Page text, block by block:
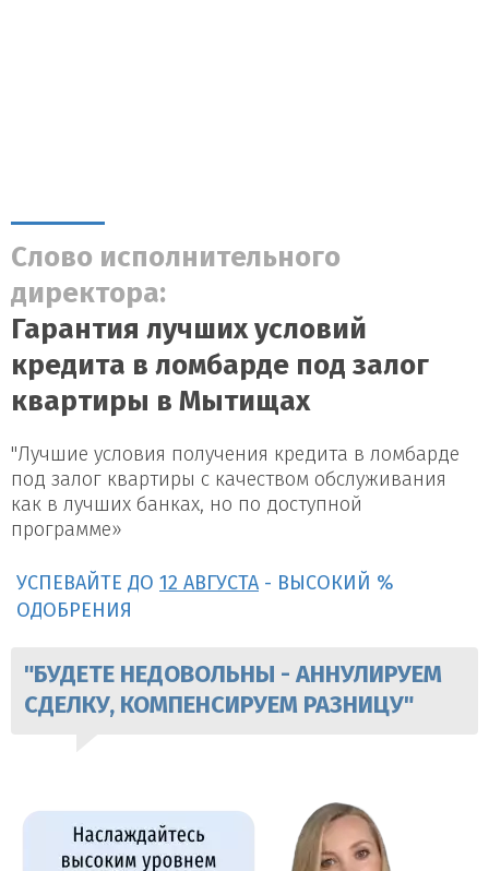
Слово исполнительного
директора:
Гарантия лучших условий
кредита в ломбарде под залог
квартиры в Мытищах
"Лучшие условия получения кредита в ломбарде
под залог квартиры с качеством обслуживания
как в лучших банках, но по доступной
программе»
УСПЕВАЙТЕ ДО 12 АВГУСТА - ВЫСОКИЙ %
ОДОБРЕНИЯ
"БУДЕТЕ НЕДОВОЛЬНЫ - АННУЛИРУЕМ
СДЕЛКУ, КОМПЕНСИРУЕМ РАЗНИЦУ"